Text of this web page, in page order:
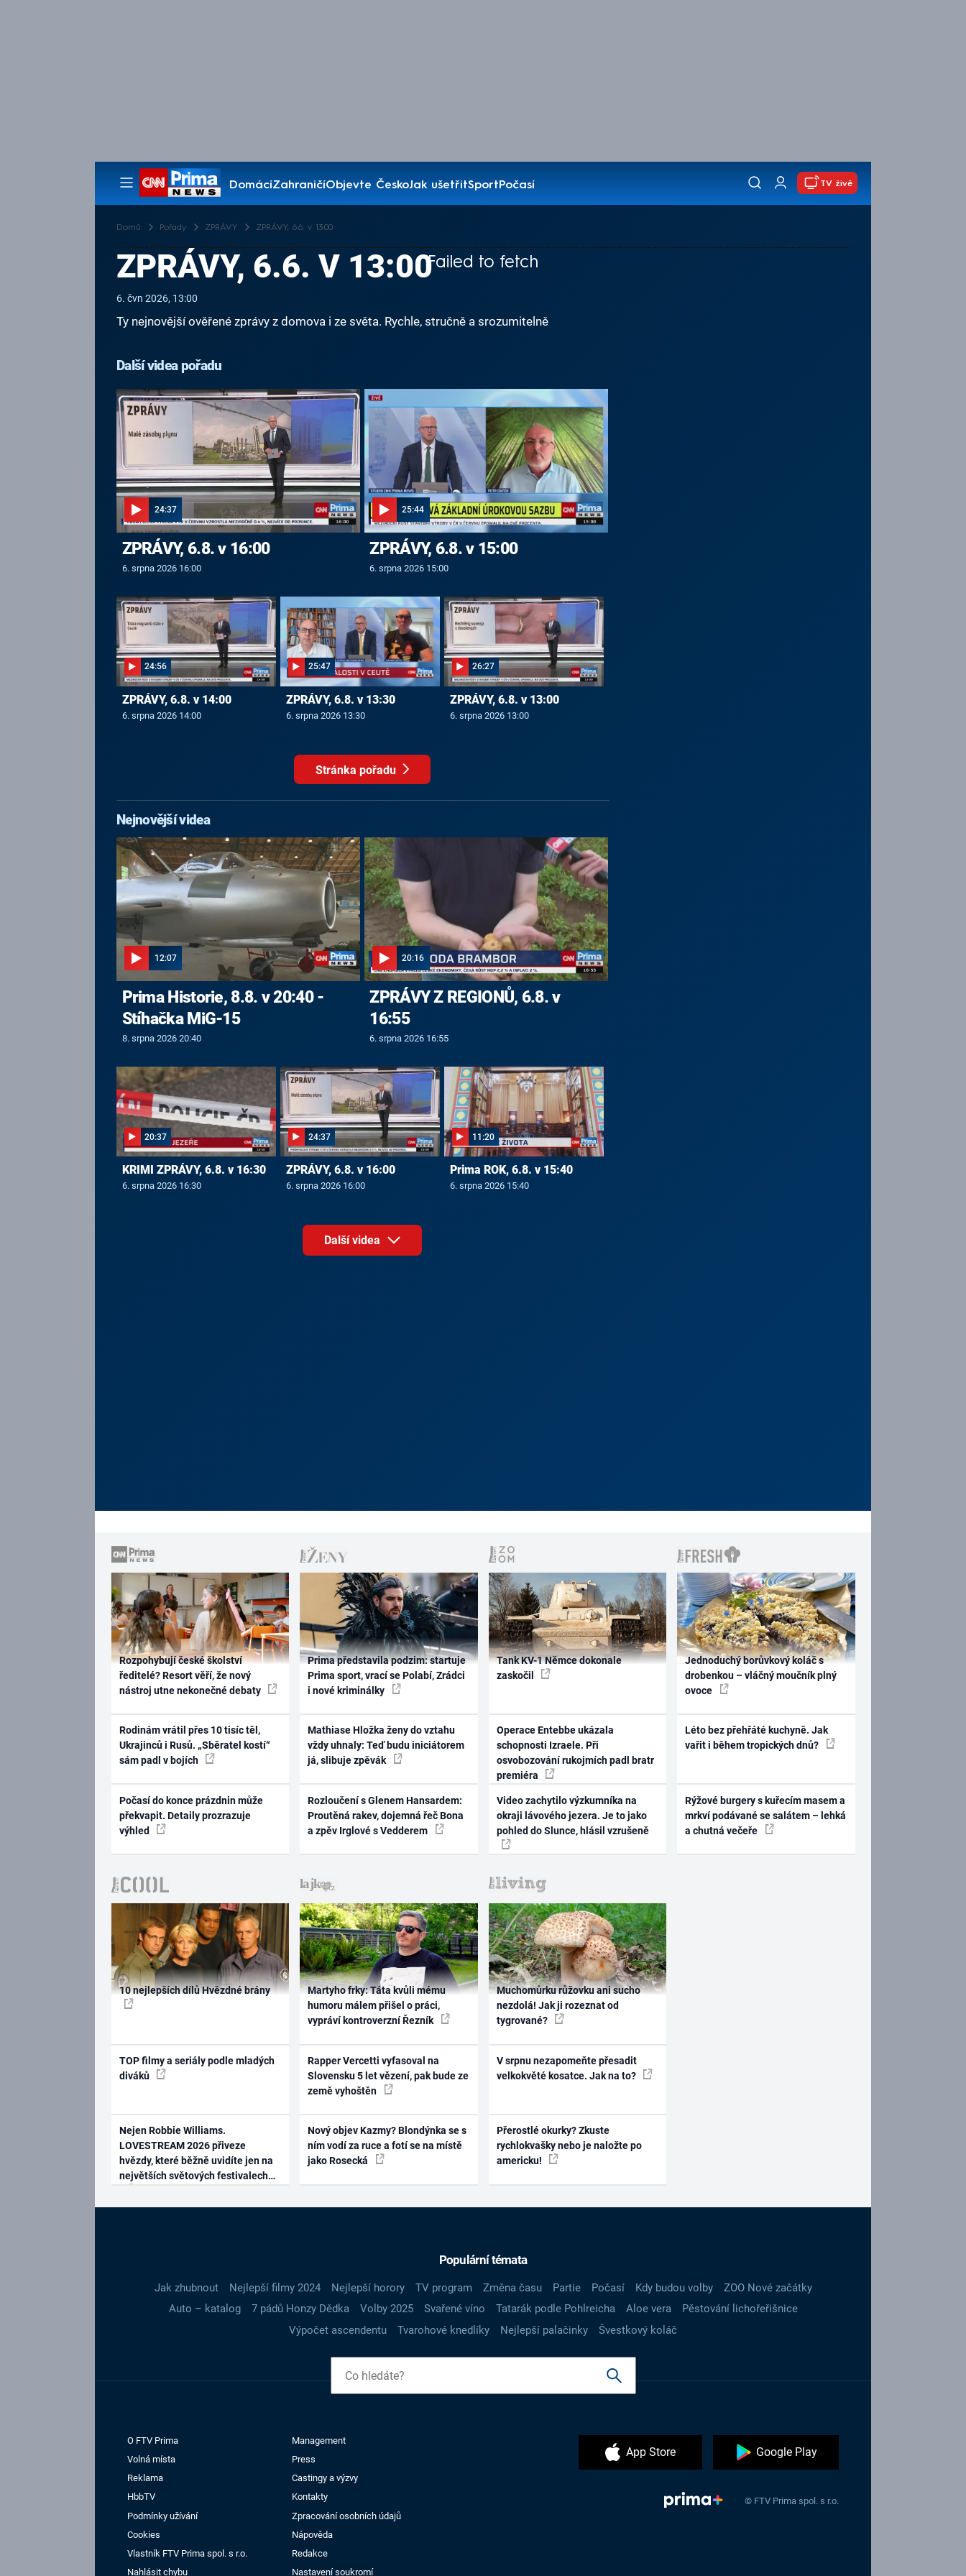
DomácíZahraničíObjevte ČeskoJak ušetřitSportPočasí
Pořady
TV živě
Domů Pořady ZPRÁVY ZPRÁVY, 6.6. v 13:00
Failed to fetch
ZPRÁVY, 6.6. V 13:00
6. čvn 2026, 13:00
Ty nejnovější ověřené zprávy z domova i ze světa. Rychle, stručně a srozumitelně
Další videa pořadu
24:37
ZPRÁVY, 6.8. v 16:00
6. srpna 2026 16:00
25:44
ZPRÁVY, 6.8. v 15:00
6. srpna 2026 15:00
24:56
ZPRÁVY, 6.8. v 14:00
6. srpna 2026 14:00
25:47
ZPRÁVY, 6.8. v 13:30
6. srpna 2026 13:30
26:27
ZPRÁVY, 6.8. v 13:00
6. srpna 2026 13:00
Stránka pořadu
Nejnovější videa
12:07
Prima Historie, 8.8. v 20:40 -
Stíhačka MiG-15
8. srpna 2026 20:40
20:16
ZPRÁVY Z REGIONŮ, 6.8. v
16:55
6. srpna 2026 16:55
20:37
KRIMI ZPRÁVY, 6.8. v 16:30
6. srpna 2026 16:30
24:37
ZPRÁVY, 6.8. v 16:00
6. srpna 2026 16:00
11:20
Prima ROK, 6.8. v 15:40
6. srpna 2026 15:40
Další videa
Rozpohybují české školství
ředitelé? Resort věří, že nový
nástroj utne nekonečné debaty
Rodinám vrátil přes 10 tisíc těl,
Ukrajinců i Rusů. „Sběratel kostí“
sám padl v bojích
Počasí do konce prázdnin může
překvapit. Detaily prozrazuje
výhled
Prima představila podzim: startuje
Prima sport, vrací se Polabí, Zrádci
i nové kriminálky
Mathiase Hložka ženy do vztahu
vždy uhnaly: Teď budu iniciátorem
já, slibuje zpěvák
Rozloučení s Glenem Hansardem:
Proutěná rakev, dojemná řeč Bona
a zpěv Irglové s Vedderem
Tank KV-1 Němce dokonale
zaskočil
Operace Entebbe ukázala
schopnosti Izraele. Při
osvobozování rukojmích padl bratr
premiéra
Video zachytilo výzkumníka na
okraji lávového jezera. Je to jako
pohled do Slunce, hlásil vzrušeně
Jednoduchý borůvkový koláč s
drobenkou – vláčný moučník plný
ovoce
Léto bez přehřáté kuchyně. Jak
vařit i během tropických dnů?
Rýžové burgery s kuřecím masem a
mrkví podávané se salátem – lehká
a chutná večeře
10 nejlepších dílů Hvězdné brány
TOP filmy a seriály podle mladých
diváků
Nejen Robbie Williams.
LOVESTREAM 2026 přiveze
hvězdy, které běžně uvidíte jen na
největších světových festivalech
Martyho frky: Táta kvůli mému
humoru málem přišel o práci,
vypráví kontroverzní Řezník
Rapper Vercetti vyfasoval na
Slovensku 5 let vězení, pak bude ze
země vyhoštěn
Nový objev Kazmy? Blondýnka se s
ním vodí za ruce a fotí se na místě
jako Rosecká
Muchomůrku růžovku ani sucho
nezdolá! Jak ji rozeznat od
tygrované?
V srpnu nezapomeňte přesadit
velkokvěté kosatce. Jak na to?
Přerostlé okurky? Zkuste
rychlokvašky nebo je naložte po
americku!
Populární témata
Jak zhubnout Nejlepší filmy 2024 Nejlepší horory TV program Změna času Partie Počasí Kdy budou volby
ZOO Nové začátky
Auto – katalog
7 pádů Honzy Dědka Volby 2025 Svařené víno Tatarák podle Pohlreicha Aloe vera
Pěstování lichořeřišnice
Výpočet ascendentu
Tvarohové knedlíky Nejlepší palačinky Švestkový koláč
O FTV Prima
Management
Volná místa
Press
Reklama
Castingy a výzvy
HbbTV
Kontakty
Podmínky užívání
Zpracování osobních údajů
Cookies
Nápověda
Vlastník FTV Prima spol. s r.o.
Redakce
Nahlásit chybu
Nastavení soukromí
App Store Google Play
© FTV Prima spol. s r.o.